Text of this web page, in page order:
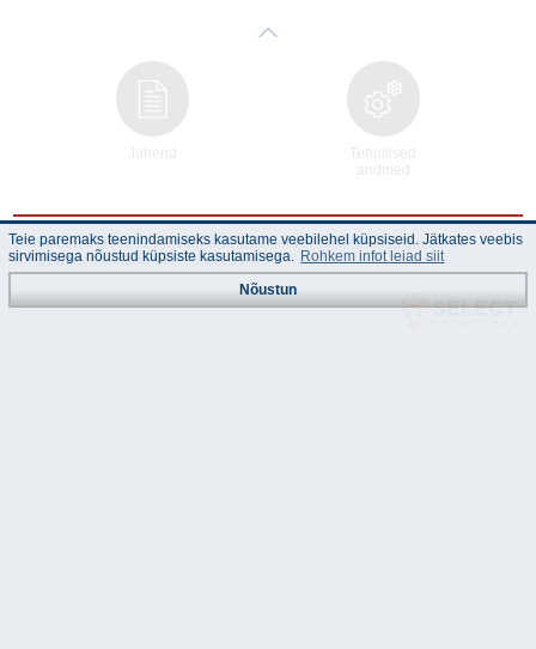
© "Akvedukt OÜ" 2026 Materjalide osalisel või täielikul kasutamisel on
kohustuslik kasutada viidet "Akvedukt OÜ"
Teie paremaks teenindamiseks kasutame veebilehel küpsiseid. Jätkates veebis
sirvimisega nõustud küpsiste kasutamisega. Rohkem infot leiad siit
Nõustun